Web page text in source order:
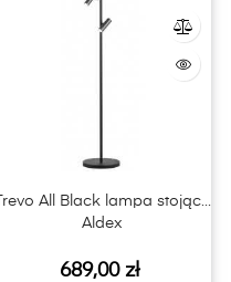
Trevo All Black lampa stojąca
Aldex
Cena
689,00 zł